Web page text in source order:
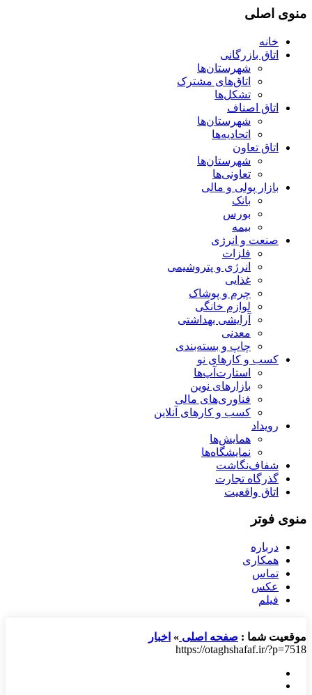
منوی اصلی
خانه
اتاق بازرگانی
شهرستان‌ها
اتاق‌های مشترک
تشکل‌ها
اتاق اصناف
شهرستان‌ها
اتحادیه‌ها
اتاق تعاون
شهرستان‌ها
تعاونی‌ها
بازار پولی و مالی
بانک
بورس
بیمه
صنعت و انرژی
فلزات
انرژی و پتروشیمی
غذایی
چرم و پوشاک
لوازم خانگی
آرایشی بهداشتی
معدنی
چاپ و بسته‌بندی
کسب و کارهای نو
استارت‌آپ‌ها
بازارهای نوین
فناوری‌های مالی
کسب و کارهای آنلاین
رویداد
همایش‌ها
نمایشگاه‌ها
شفاف‌نگاشت
گذرگاه تجارت
اتاق واقعیت
منوی فوتر
درباره
همکاری
تماس
عکس
فیلم
موقعیت شما : صفحه اصلی » اخبار
https://otaghshafaf.ir/?p=7518